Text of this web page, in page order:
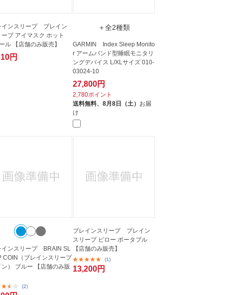
インスリープ ブレイン
ープ アイマスク ホット
ル 【店舗のみ販売】
円
＋全2種類
GARMIN Index Sleep Monito
r アームバンド型睡眠モニタリ
ングデバイス L/XLサイズ 010-
03024-10
27,800円
2,780ポイント
送料無料、 8月8日（土） お届
け
インスリープ BRAIN SL
COIN（ブレインスリープ
ン） ブルー 【店舗のみ販
(2)
ブレインスリープ ブレイン
スリープ ピロー ポータブル
【店舗のみ販売】
(1)
13,200円